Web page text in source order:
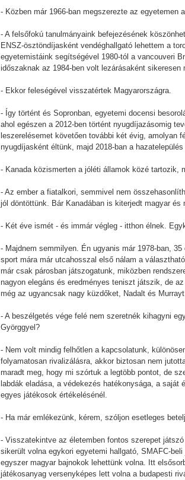
- Közben már 1966-ban megszerezte az egyetemen
- A felsőfokú tanulmányaink befejezésének
ENSZ-ösztöndíjasként vendéghallgató lehettem a
egyetemistáink segítségével 1980-tól a vancouveri
időszaknak az 1984-ben volt lezárásaként
- Ekkor feleségével visszatértek Magyarországra.
- Így történt és Sopronban, egyetemi docensi
ahol egészen a 2012-ben történt nyugdíjazásomig
leszerelésemet követően további két évig, amolyan
nyugdíjasként éltünk, majd 2018-ban a
- Kanada közismerten a jóléti államok közé tartozik,
- Az ember a fiatalkori, semmivel nem
jól döntöttünk. Bár Kanadában is kiterjedt magyar
- Két éve ismét - és immár végleg - itthon élnek.
- Majdnem semmilyen. Én ugyanis már 1978-ban,
sport mára már utcahosszal első nálam a
már csak párosban játszogatunk, miközben
nagyon elegáns és eredményes teniszt játszik, de
még az ugyancsak nagy küzdőket, Nadalt és
- A beszélgetés vége felé nem szeretnék kihagyni
Györggyel?
- Nem volt mindig felhőtlen a kapcsolatunk,
folyamatosan rivalizálásra, akkor biztosan nem
maradt meg, hogy mi szórtuk a legtöbb pontot, de
labdák eladása, a védekezés hatékonysága, a
egyes játékosok értékelésénél.
- Ha már emlékezünk, kérem, szóljon esetleges
- Visszatekintve az életemben fontos szerepet
sikerült volna egykori egyetemi hallgató, SMAFC-
egyszer magyar bajnokok lehettünk volna. Itt
játékosanyag versenyképes lett volna a budapesti